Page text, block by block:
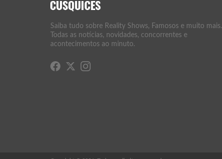
Saiba tudo sobre Reality Shows, Famosos e muito mais.
Todas as notícias, novidades, concorrentes e
acontecimentos ao minuto.